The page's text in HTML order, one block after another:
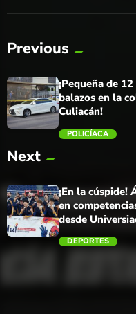
Previous
¡Pequeña de
balazos en la
Culiacán!
POLICÍACA
Next
¡En la cúspide!
en
desde
DEPORTES